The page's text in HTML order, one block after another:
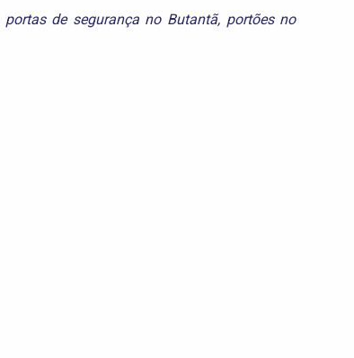
portas de segurança no Butantã, portões no